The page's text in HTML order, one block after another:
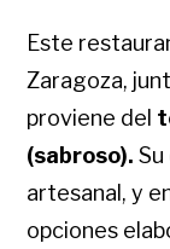
Este
Zaragoza,
proviene del
(sabroso).
artesanal, y
opciones